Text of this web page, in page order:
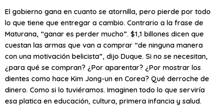
El gobierno gana en cuanto se atornilla, pero pierde por todo
lo que tiene que entregar a cambio. Contrario a la frase de
Maturana, “ganar es perder mucho”. $1,1 billones dicen que
cuestan las armas que van a comprar “de ninguna manera
con una motivación belicista”, dijo Duque. Si no se necesitan,
¿para qué se compran? ¿Por aparentar? ¿Por mostrar los
dientes como hace Kim Jong-un en Corea? Qué derroche de
dinero. Como si lo tuviéramos. Imaginen todo lo que serviría
esa platica en educación, cultura, primera infancia y salud.